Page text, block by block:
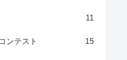
11
ンテスト 15